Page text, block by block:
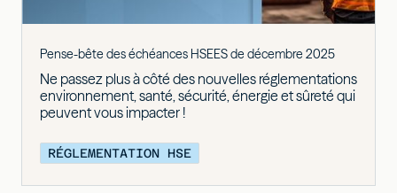
Pense-bête des échéances HSEES de décembre 2025
Ne passez plus à côté des nouvelles réglementations
environnement, santé, sécurité, énergie et sûreté qui
peuvent vous impacter !
RÉGLEMENTATION HSE